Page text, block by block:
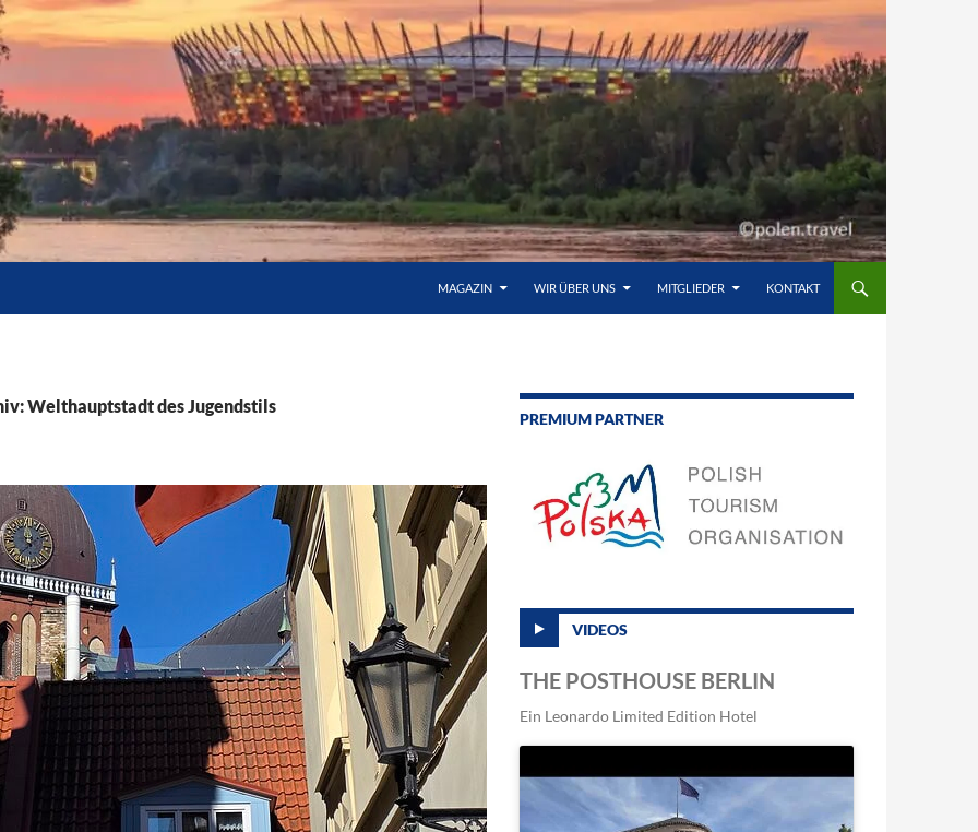
MAGAZIN WIR ÜBER UNS MITGLIEDER KONTAKT
Welthauptstadt des Jugendstils
PREMIUM PARTNER
VIDEOS
THE POSTHOUSE BERLIN
Ein Leonardo Limited Edition Hotel